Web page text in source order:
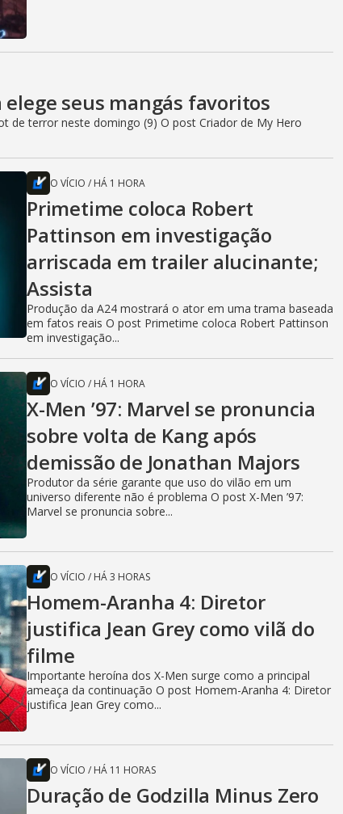
seus mangás favoritos
de terror neste domingo (9) O post Criador de My Hero
O VÍCIO / HÁ 1 HORA
Primetime coloca Robert
Pattinson em investigação
arriscada em trailer alucinante;
Assista
Produção da A24 mostrará o ator em uma trama baseada
em fatos reais O post Primetime coloca Robert Pattinson
em investigação...
O VÍCIO / HÁ 1 HORA
X-Men ’97: Marvel se pronuncia
sobre volta de Kang após
demissão de Jonathan Majors
Produtor da série garante que uso do vilão em um
universo diferente não é problema O post X-Men ’97:
Marvel se pronuncia sobre...
O VÍCIO / HÁ 3 HORAS
Homem-Aranha 4: Diretor
justifica Jean Grey como vilã do
filme
Importante heroína dos X-Men surge como a principal
ameaça da continuação O post Homem-Aranha 4: Diretor
justifica Jean Grey como...
O VÍCIO / HÁ 11 HORAS
Duração de Godzilla Minus Zero